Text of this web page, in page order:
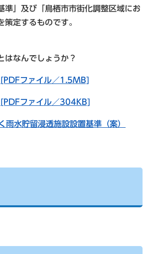
準」及び「鳥栖市市街化調整区域にお
定するものです。
なんでしょうか？
[PDFファイル／1.5MB]
[PDFファイル／304KB]
水貯留浸透施設設置基準（案）